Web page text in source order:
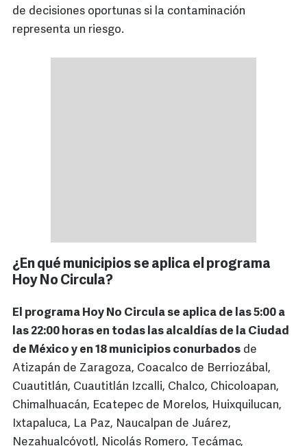
de decisiones oportunas si la contaminación
representa un riesgo.
¿En qué municipios se aplica el programa
Hoy No Circula?
El programa Hoy No Circula se aplica de las 5:00 a
las 22:00 horas en todas las alcaldías de la Ciudad
de México y en 18 municipios conurbados de
Atizapán de Zaragoza, Coacalco de Berriozábal,
Cuautitlán, Cuautitlán Izcalli, Chalco, Chicoloapan,
Chimalhuacán, Ecatepec de Morelos, Huixquilucan,
Ixtapaluca, La Paz, Naucalpan de Juárez,
Nezahualcóyotl, Nicolás Romero, Tecámac,